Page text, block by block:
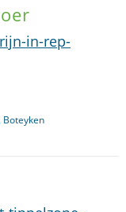
in-rep-
Boteyken